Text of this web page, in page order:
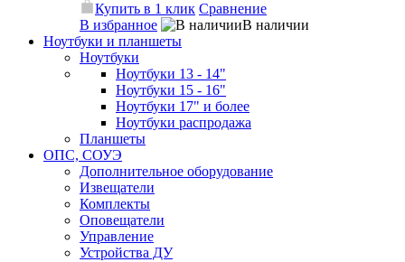
Купить в 1 клик Сравнение
В избранное
В наличии
Ноутбуки и планшеты
Ноутбуки
Ноутбуки 13 - 14"
Ноутбуки 15 - 16"
Ноутбуки 17" и более
Ноутбуки распродажа
Планшеты
ОПС, СОУЭ
Дополнительное оборудование
Извещатели
Комплекты
Оповещатели
Управление
Устройства ДУ